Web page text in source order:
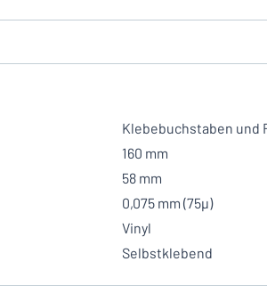
Klebebuchstaben und
160 mm
58 mm
0,075 mm (75µ)
Vinyl
Selbstklebend